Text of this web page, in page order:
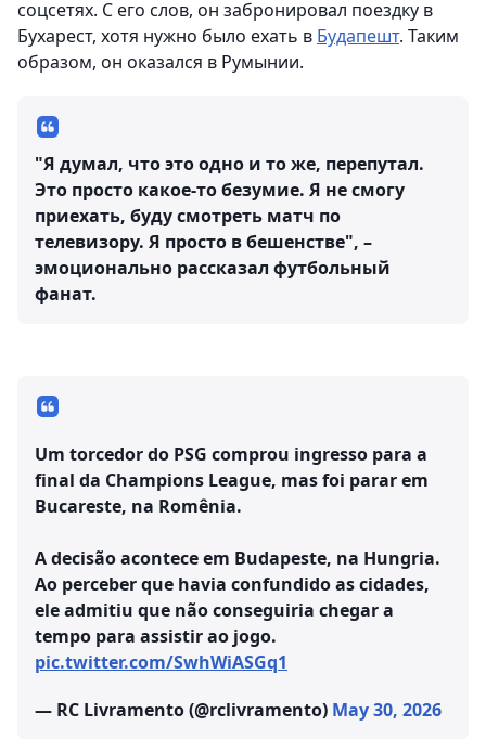
соцсетях. С его слов, он забронировал поездку в
Бухарест, хотя нужно было ехать в Будапешт. Таким
образом, он оказался в Румынии.
"Я думал, что это одно и то же, перепутал.
Это просто какое-то безумие. Я не смогу
приехать, буду смотреть матч по
телевизору. Я просто в бешенстве", –
эмоционально рассказал футбольный
фанат.
Um torcedor do PSG comprou ingresso para a
final da Champions League, mas foi parar em
Bucareste, na Romênia.
A decisão acontece em Budapeste, na Hungria.
Ao perceber que havia confundido as cidades,
ele admitiu que não conseguiria chegar a
tempo para assistir ao jogo.
pic.twitter.com/SwhWiASGq1
— RC Livramento (@rclivramento) May 30, 2026